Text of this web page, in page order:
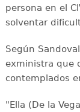
persona en el
solventar
Según
exministra que
contemplados
"Ella (De la